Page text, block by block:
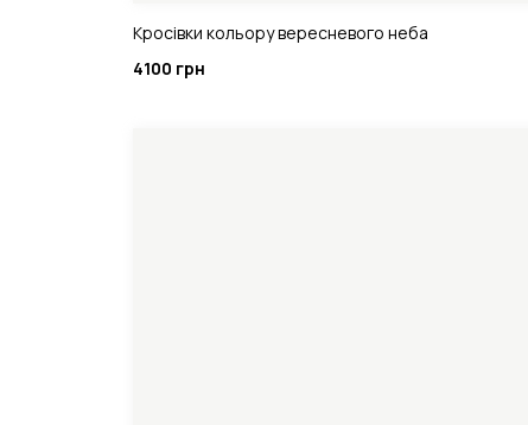
Кросівки кольору вересневого неба
4100 грн